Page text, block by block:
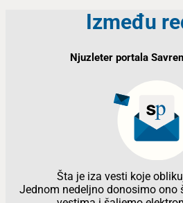
Između
Njuzleter portala
Šta je iza vesti koje
Jednom nedeljno donosimo ono